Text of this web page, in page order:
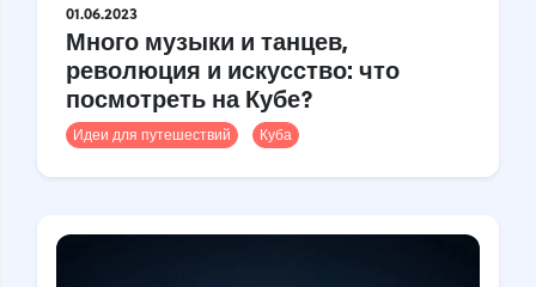
01.06.2023
Много музыки и танцев,
революция и искусство: что
посмотреть на Кубе?
Идеи для путешествий Куба